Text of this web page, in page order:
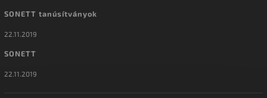
SONETT tanúsítványok
22.11.2019
SONETT
22.11.2019